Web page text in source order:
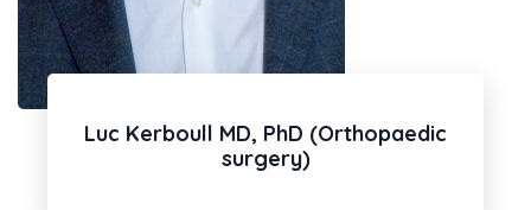
Luc Kerboull MD, PhD (Orthopaedic
surgery)